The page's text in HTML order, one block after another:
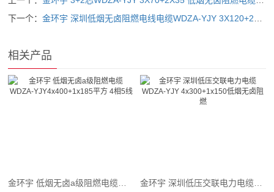
下一个：金环宇 深圳低烟无卤阻燃电线电缆WDZA-YJY 3X120+2X70平方
相关产品
金环宇 低烟无卤a级阻燃电缆WDZA-YJY4x400+1x185平方 4相5线 金环宇 深圳低压交联电力电缆WDZA-YJY 4x300+1x150低烟无卤阻燃